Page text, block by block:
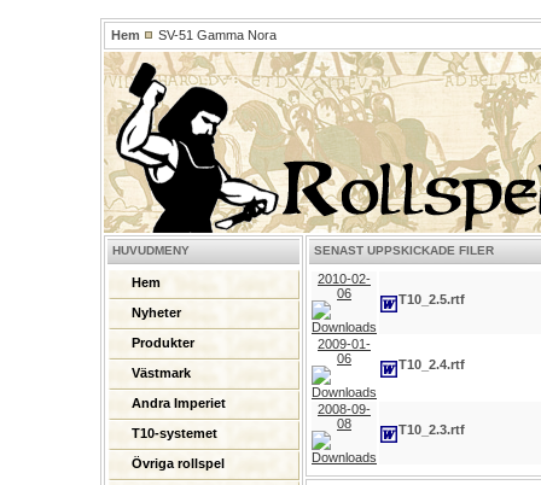
Hem SV-51 Gamma Nora
HUVUDMENY
Hem
Nyheter
Produkter
Västmark
Andra Imperiet
T10-systemet
Övriga rollspel
SENAST UPPSKICKADE FILER
2010-02-
06
T10_2.5.rtf
2009-01-
06
T10_2.4.rtf
2008-09-
08
T10_2.3.rtf